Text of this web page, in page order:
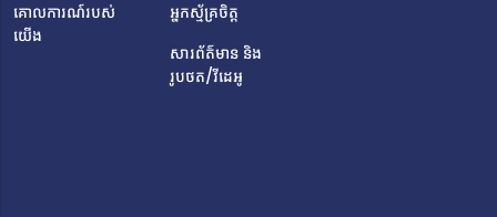
រូបនេះបានសម្រេចចិត្តដាក់ពាក្យធ្វើជាសមាជិកគណៈកម្មាធិការ
អភិវឌ្ឍន៍គេហទំព័រសម្រាប់វេទិកា YIGF​ Cambodia។ បេសកកម្ម
របស់លោកគឺបង្កើតបរិយាកាសមួយដែលយុវជនអាចរៀន ផ្លាស់ប្តូរ
គោលការណ៍របស់
យើង
អ្នកស្ម័គ្រចិត្ត
សារព័ត៌មាន និង
រូបថត/វីដេអូ